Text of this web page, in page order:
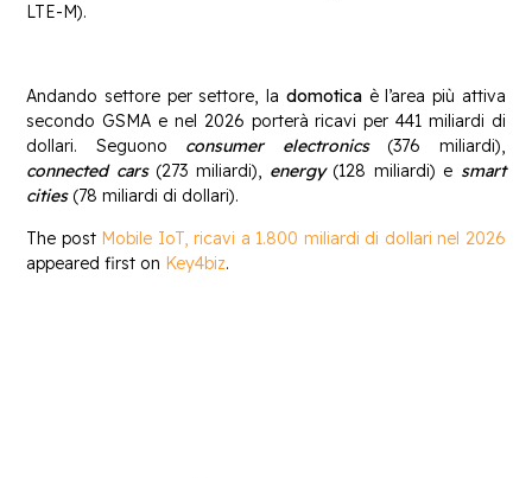
LTE-M).
Andando settore per settore, la domotica è l’area più attiva
secondo GSMA e nel 2026 porterà ricavi per 441 miliardi di
dollari. Seguono consumer electronics(376 miliardi),
connected cars(273 miliardi), energy(128 miliardi) e smart
cities(78 miliardi di dollari).
The post Mobile IoT, ricavi a 1.800 miliardi di dollari nel 2026
appeared first on Key4biz.